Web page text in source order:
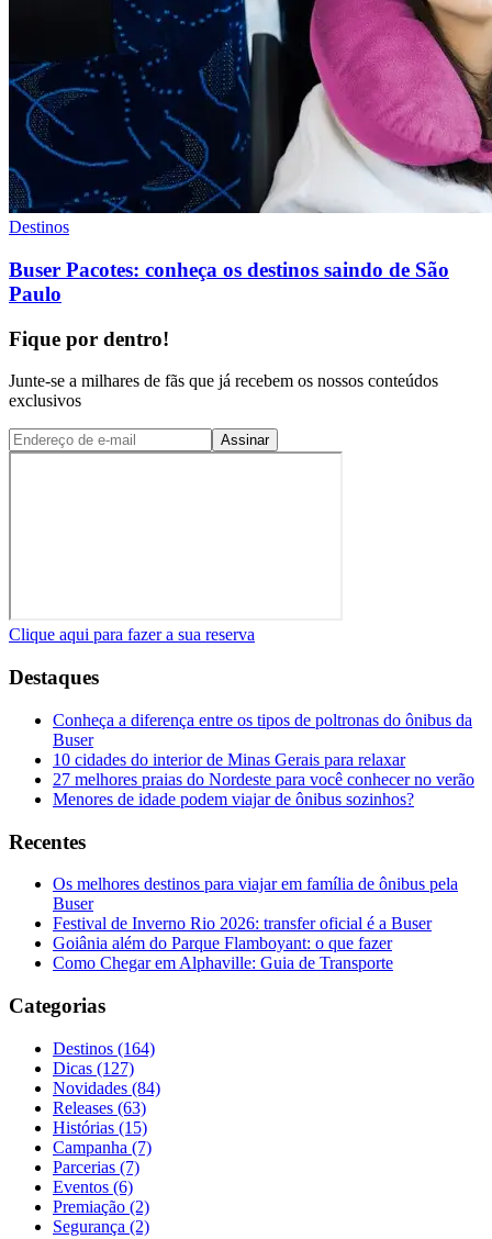
Destinos
Buser Pacotes: conheça os destinos saindo de São
Paulo
Fique por dentro!
Junte-se a milhares de fãs que já recebem os nossos conteúdos
exclusivos
Assinar
Clique aqui para fazer a sua reserva
Destaques
Conheça a diferença entre os tipos de poltronas do ônibus da
Buser
10 cidades do interior de Minas Gerais para relaxar
27 melhores praias do Nordeste para você conhecer no verão
Menores de idade podem viajar de ônibus sozinhos?
Recentes
Os melhores destinos para viajar em família de ônibus pela
Buser
Festival de Inverno Rio 2026: transfer oficial é a Buser
Goiânia além do Parque Flamboyant: o que fazer
Como Chegar em Alphaville: Guia de Transporte
Categorias
Destinos (164)
Dicas (127)
Novidades (84)
Releases (63)
Histórias (15)
Campanha (7)
Parcerias (7)
Eventos (6)
Premiação (2)
Segurança (2)